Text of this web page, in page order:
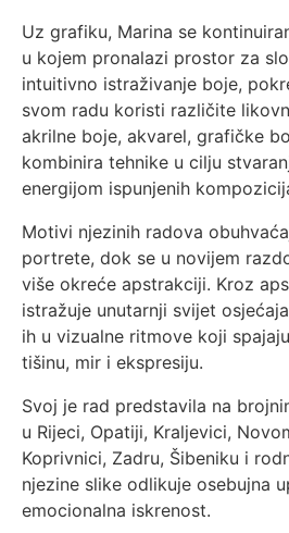
Uz grafiku, Marina se
u kojem pronalazi prostor za
intuitivno istraživanje boje,
svom radu koristi različite
akrilne boje, akvarel, grafičke
kombinira tehnike u cilju
energijom ispunjenih
Motivi njezinih radova
portrete, dok se u novijem
više okreće apstrakciji. Kroz
istražuje unutarnji svijet
ih u vizualne ritmove koji
tišinu, mir i ekspresiju.
Svoj je rad predstavila na
u Rijeci, Opatiji, Kraljevici,
Koprivnici, Zadru, Šibeniku i
njezine slike odlikuje osebujna
emocionalna iskrenost.